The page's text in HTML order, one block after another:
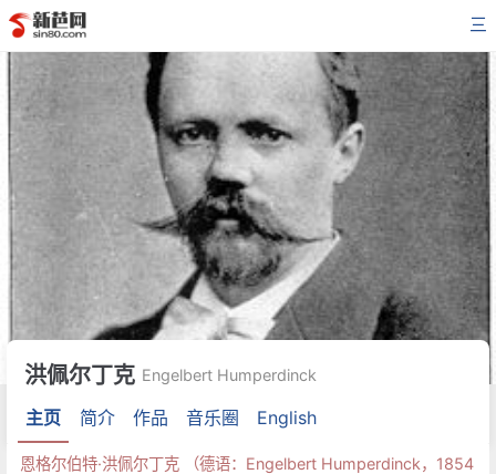
三
洪佩尔丁克 Engelbert Humperdinck
主页 简介 作品 音乐圈 English
恩格尔伯特·洪佩尔丁克 （德语：Engelbert Humperdinck，1854